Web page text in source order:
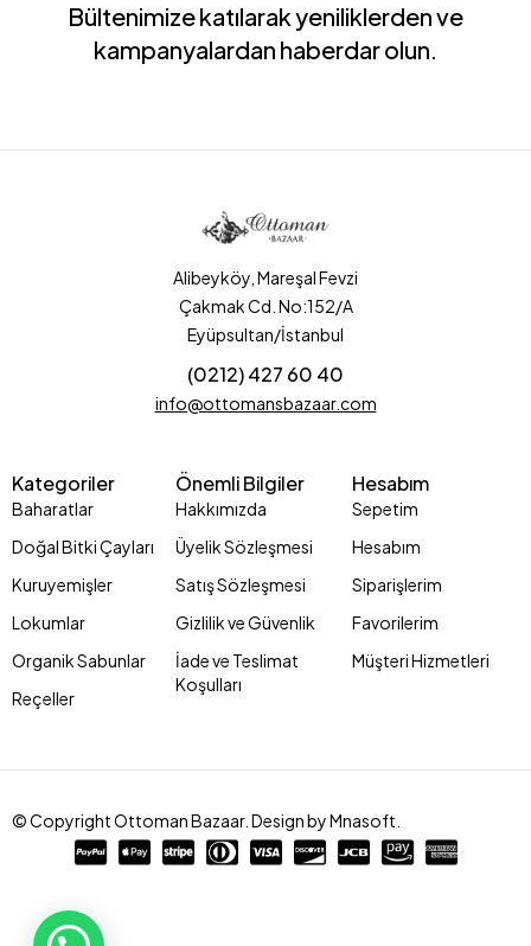
Alibeyköy, Mareşal Fevzi
Çakmak Cd. No:152/A
Eyüpsultan/İstanbul
(0212) 427 60 40
info@ottomansbazaar.com
Kategoriler
Baharatlar
Doğal Bitki Çayları
Kuruyemişler
Lokumlar
Organik Sabunlar
Reçeller
Önemli Bilgiler
Hakkımızda
Üyelik Sözleşmesi
Satış Sözleşmesi
Gizlilik ve Güvenlik
İade ve Teslimat
Koşulları
Hesabım
Sepetim
Hesabım
Siparişlerim
Favorilerim
Müşteri Hizmetleri
Bültenimize katılarak yeniliklerden ve
kampanyalardan haberdar olun.
© Copyright Ottoman Bazaar. Design by Mnasoft.